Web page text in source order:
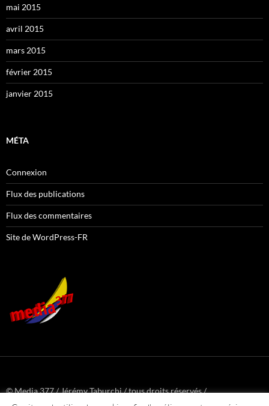
mai 2015
avril 2015
mars 2015
février 2015
janvier 2015
MÉTA
Connexion
Flux des publications
Flux des commentaires
Site de WordPress-FR
© Media 377 / Jérémy Taburchi / tous droits réservés /